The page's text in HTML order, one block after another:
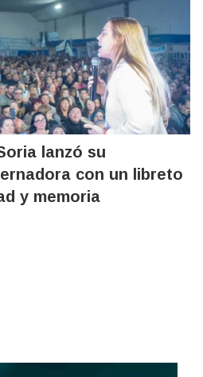
lanzó su
con un libreto
y memoria